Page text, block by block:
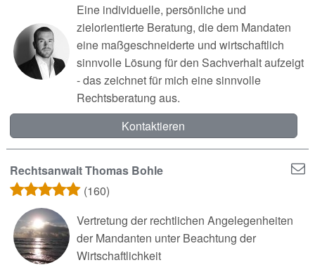
Eine individuelle, persönliche und
zielorientierte Beratung, die dem Mandaten
eine maßgeschneiderte und wirtschaftlich
sinnvolle Lösung für den Sachverhalt aufzeigt
- das zeichnet für mich eine sinnvolle
Rechtsberatung aus.
Kontaktieren
Rechtsanwalt Thomas Bohle
(160)
Vertretung der rechtlichen Angelegenheiten
der Mandanten unter Beachtung der
Wirtschaftlichkeit